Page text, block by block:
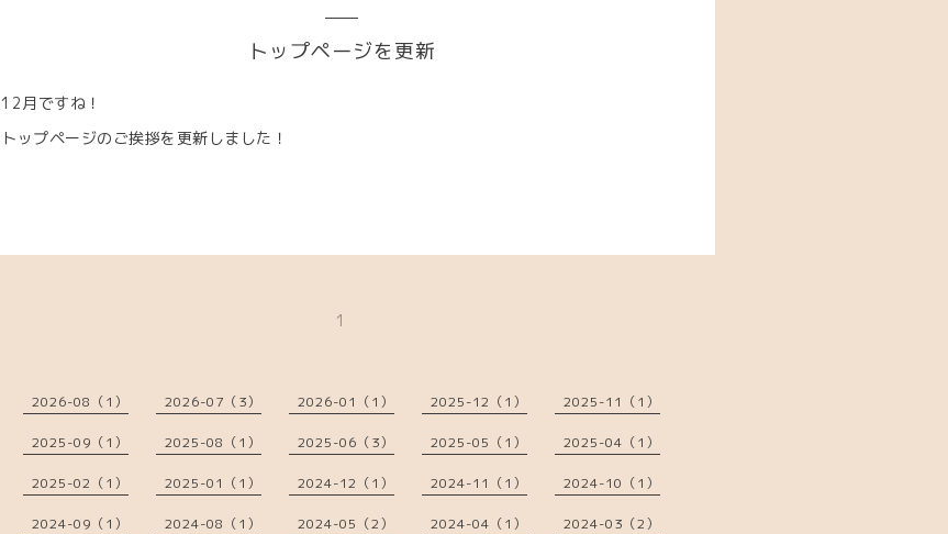
トップページを更新
12月ですね！
トップページのご挨拶を更新しました！
1
2026-08（1） 2026-07（3） 2026-01（1） 2025-12（1） 2025-11（1）
2025-09（1） 2025-08（1） 2025-06（3） 2025-05（1） 2025-04（1）
2025-02（1） 2025-01（1） 2024-12（1） 2024-11（1） 2024-10（1）
2024-09（1） 2024-08（1） 2024-05（2） 2024-04（1） 2024-03（2）